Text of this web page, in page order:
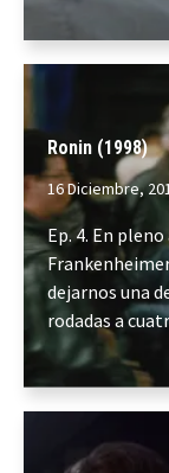
Ronin (1998)
16 Diciembre,
Ep. 4. En
dejarnos una
rodadas a